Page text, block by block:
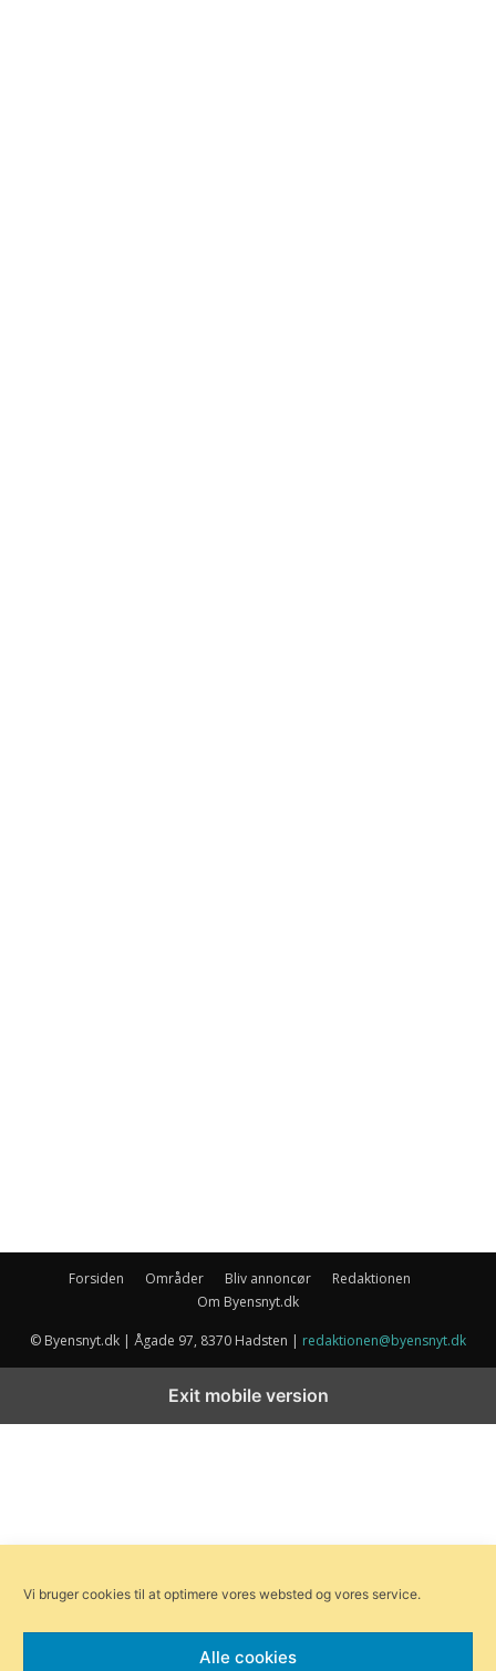
Forsiden Områder Bliv annoncør
Redaktionen
Om Byensnyt.dk
© Byensnyt.dk | Ågade 97, 8370 Hadsten | redaktionen@byensnyt.dk
Vi bruger cookies til at optimere vores websted og vores service.
Alle cookies
Exit mobile version